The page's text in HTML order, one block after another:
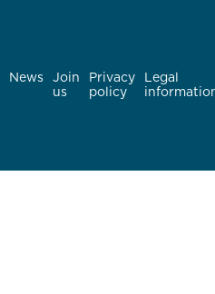
News
Join
us
Privacy
policy
Legal